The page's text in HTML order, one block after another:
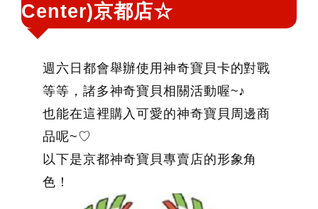
Center)京都店☆
週六日都會舉辦使用神奇寶貝卡的對戰
等等，諸多神奇寶貝相關活動喔~♪
也能在這裡購入可愛的神奇寶貝周邊商
品呢~♡
以下是京都神奇寶貝專賣店的形象角
色！